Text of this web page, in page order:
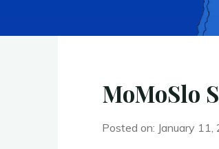
MoMoSlo
Posted on: January 11,